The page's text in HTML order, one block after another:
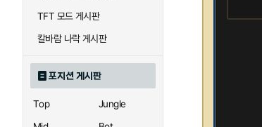
TFT 모드 게시판
칼바람 나락 게시판
포지션 게시판
Top
Jungle